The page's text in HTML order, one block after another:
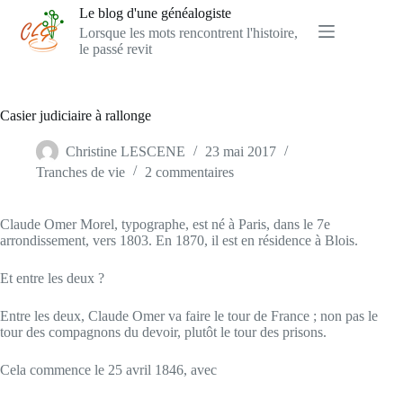
contenu
Le blog d'une généalogiste
Lorsque les mots rencontrent l'histoire,
le passé revit
Casier judiciaire à rallonge
Christine LESCENE
23 mai 2017
Tranches de vie
2 commentaires
Claude Omer Morel, typographe, est né à Paris, dans le 7e
arrondissement, vers 1803. En 1870, il est en résidence à Blois.
Et entre les deux ?
Entre les deux, Claude Omer va faire le tour de France ; non pas le
tour des compagnons du devoir, plutôt le tour des prisons.
Cela commence le 25 avril 1846, avec